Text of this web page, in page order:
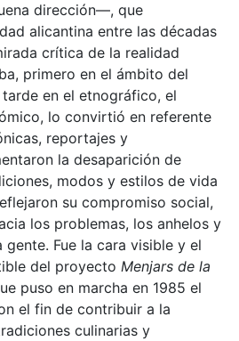
dirección—, que
alicantina entre las décadas
crítica de la realidad
primero en el ámbito del
en el etnográfico, el
lo convirtió en referente
reportajes y
la desaparición de
modos y estilos de vida
su compromiso social,
los problemas, los anhelos y
gente. Fue la cara visible y el
del proyecto Menjars de la
puso en marcha en 1985 el
el fin de contribuir a la
culinarias y